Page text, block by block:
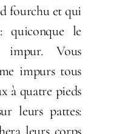
fourchu et qui
quiconque le
impur. Vous
impurs tous
à quatre pieds
leurs pattes: